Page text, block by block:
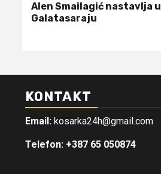
Alen Smailagić nastavlja u
Galatasaraju
KONTAKT
Email: kosarka24h@gmail.com
Telefon: +387 65 050874